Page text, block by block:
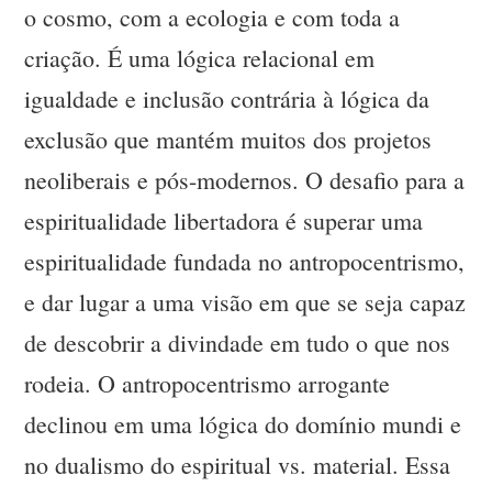
o cosmo, com a ecologia e com toda a
criação. É uma lógica relacional em
igualdade e inclusão contrária à lógica da
exclusão que mantém muitos dos projetos
neoliberais e pós-modernos. O desafio para a
espiritualidade libertadora é superar uma
espiritualidade fundada no antropocentrismo,
e dar lugar a uma visão em que se seja capaz
de descobrir a divindade em tudo o que nos
rodeia. O antropocentrismo arrogante
declinou em uma lógica do domínio mundi e
no dualismo do espiritual vs. material. Essa